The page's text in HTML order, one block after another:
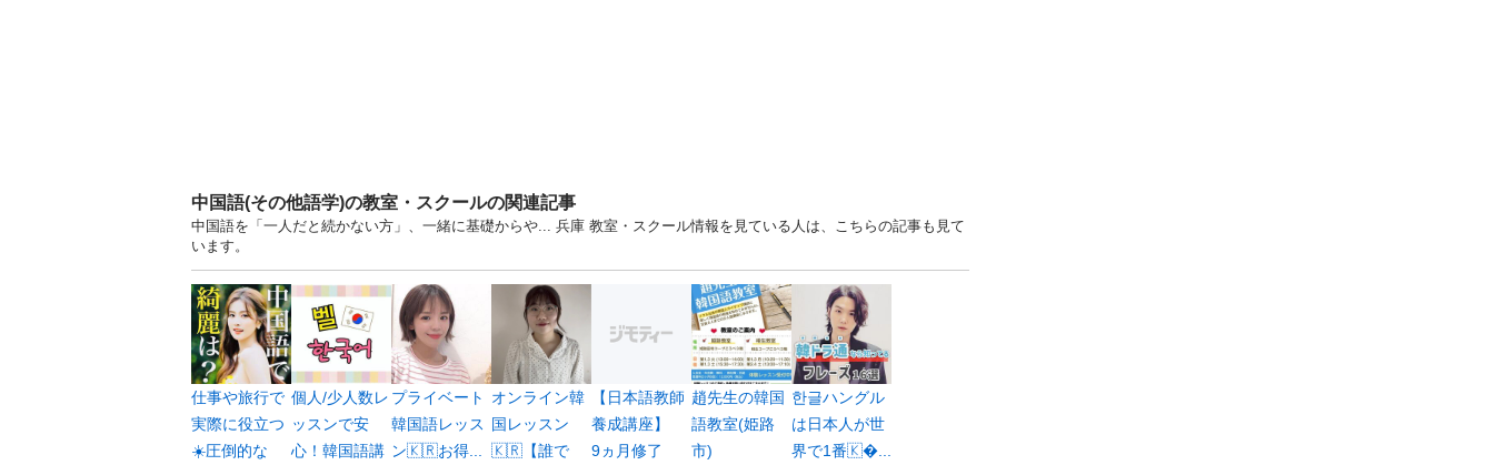
中国語(その他語学)の教室・スクールの関連記事
中国語を「一人だと続かない方」、一緒に基礎からや... 兵庫 教室・スクール情報を見ている人は、こちらの記事も見て
います。
仕事や旅行で
実際に役立つ
☀️圧倒的な
個人/少人数レ
ッスンで安
心！韓国語講
プライベート
韓国語レッス
ン🇰🇷お得...
オンライン韓
国レッスン
🇰🇷【誰で
【日本語教師
養成講座】
9ヵ月修了
趙先生の韓国
語教室(姫路
市)
한글ハングル
は日本人が世
界で1番🇰...